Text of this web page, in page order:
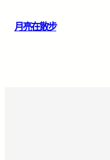
月亮在散步